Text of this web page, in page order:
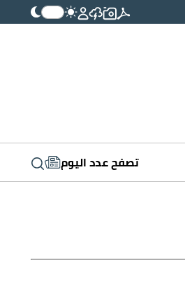
تصفح عدد اليوم